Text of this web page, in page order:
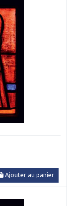
Ajouter au panier